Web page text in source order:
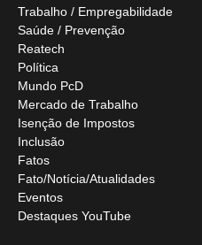
Trabalho / Empregabilidade
Saúde / Prevenção
Reatech
Política
Mundo PcD
Mercado de Trabalho
Isenção de Impostos
Inclusão
Fatos
Fato/Notícia/Atualidades
Eventos
Destaques YouTube